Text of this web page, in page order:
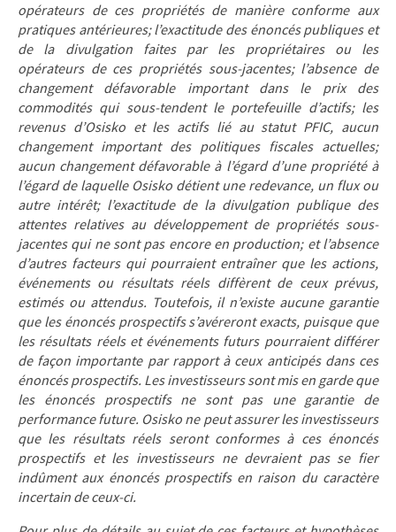
opérateurs de ces propriétés de manière conforme aux
pratiques antérieures; l’exactitude des énoncés publiques et
de la divulgation faites par les propriétaires ou les
opérateurs de ces propriétés sous-jacentes; l’absence de
changement défavorable important dans le prix des
commodités qui sous-tendent le portefeuille d’actifs; les
revenus d’Osisko et les actifs lié au statut PFIC, aucun
changement important des politiques fiscales actuelles;
aucun changement défavorable à l’égard d’une propriété à
l’égard de laquelle Osisko détient une redevance, un flux ou
autre intérêt; l’exactitude de la divulgation publique des
attentes relatives au développement de propriétés sous-
jacentes qui ne sont pas encore en production; et l’absence
d’autres facteurs qui pourraient entraîner que les actions,
événements ou résultats réels diffèrent de ceux prévus,
estimés ou attendus. Toutefois, il n’existe aucune garantie
que les énoncés prospectifs s’avéreront exacts, puisque que
les résultats réels et événements futurs pourraient différer
de façon importante par rapport à ceux anticipés dans ces
énoncés prospectifs. Les investisseurs sont mis en garde que
les énoncés prospectifs ne sont pas une garantie de
performance future. Osisko ne peut assurer les investisseurs
que les résultats réels seront conformes à ces énoncés
prospectifs et les investisseurs ne devraient pas se fier
indûment aux énoncés prospectifs en raison du caractère
incertain de ceux-ci.